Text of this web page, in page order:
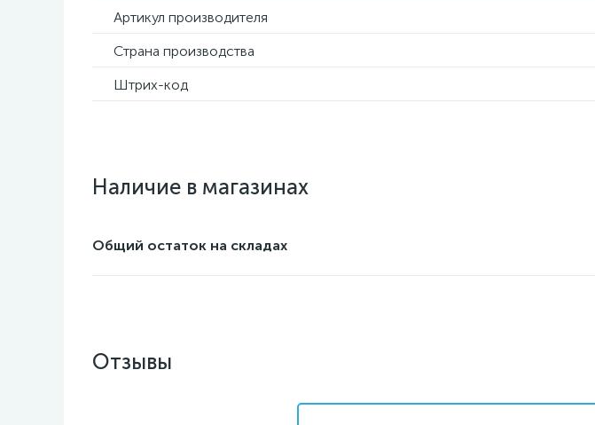
Артикул производителя
Страна производства
Штрих-код
Наличие в магазинах
Общий остаток на складах
Отзывы